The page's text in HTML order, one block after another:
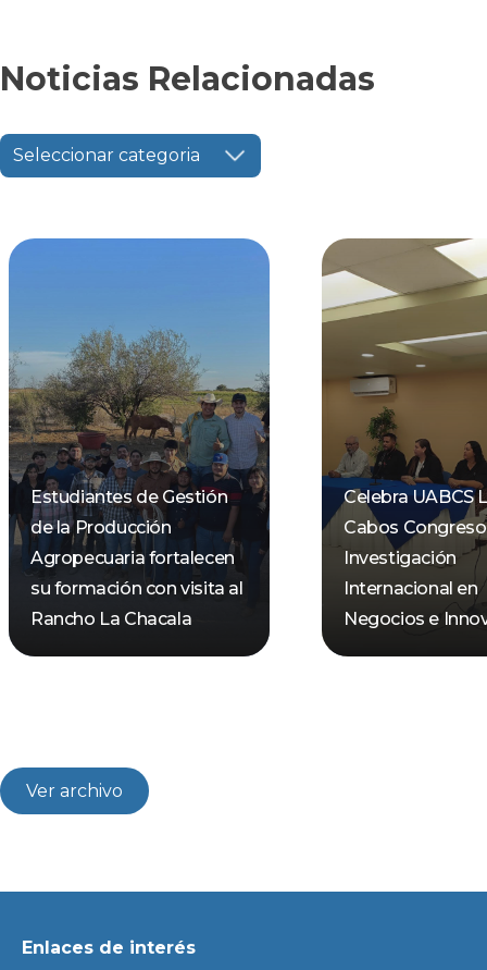
Noticias Relacionadas
Seleccionar categoria
Estudiantes de Gestión
de la Producción
Agropecuaria fortalecen
su formación con visita al
Rancho La Chacala
Celebra UABCS
Cabos
Investigación
Internacional en
Negocios e
Ver archivo
Enlaces de interés